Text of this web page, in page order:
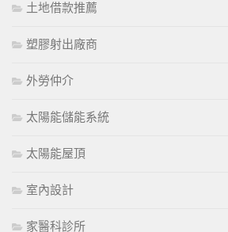
土地借款推薦
塑膠射出廠商
外勞仲介
太陽能儲能系統
太陽能屋頂
室內設計
家醫科診所